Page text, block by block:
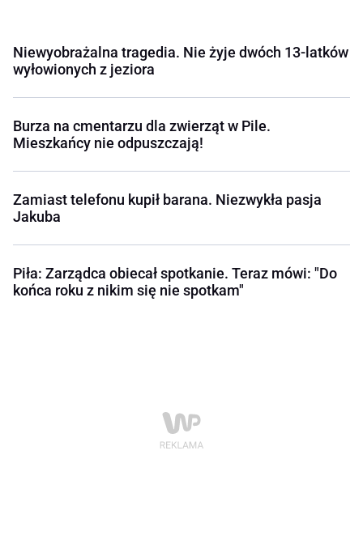
Niewyobrażalna tragedia. Nie żyje dwóch 13-latków
wyłowionych z jeziora
Burza na cmentarzu dla zwierząt w Pile.
Mieszkańcy nie odpuszczają!
Zamiast telefonu kupił barana. Niezwykła pasja
Jakuba
Piła: Zarządca obiecał spotkanie. Teraz mówi: "Do
końca roku z nikim się nie spotkam"